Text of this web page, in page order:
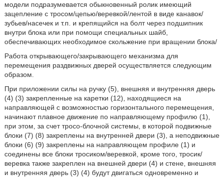
модели подразумевается обыкновенный ролик имеющий
зацепление с тросом/цепью/веревкой/лентой в виде канавок/
зубьев/насечек и т.п. и крепящийся на болт через подшипник
внутри блока или при помощи специальных шайб,
обеспечивающих необходимое скольжение при вращении блока/
Работа открывающего/закрывающего механизма для
перемещения раздвижных дверей осуществляется следующим
образом.
При приложении силы на ручку (5), внешняя и внутренняя дверь
(4) (3) закрепленные на каретки (12), находящиеся на
направляющей с возможностью горизонтального перемещения,
начинают плавное движение по направляющему профилю (1),
при этом, за счет тросо-блочной системы, в которой подвижные
блоки (7) (8) закреплены на внутренней двери (3), а неподвижные
блоки (6) (9) закреплены на направляющем профиле (1) и
соединены все блоки тросиком/веревкой, кроме того, тросик/
веревка также закреплен на внешней двери (4) и стене, внешняя
и внутренняя дверь (3) (4) будут двигаться одновременно и